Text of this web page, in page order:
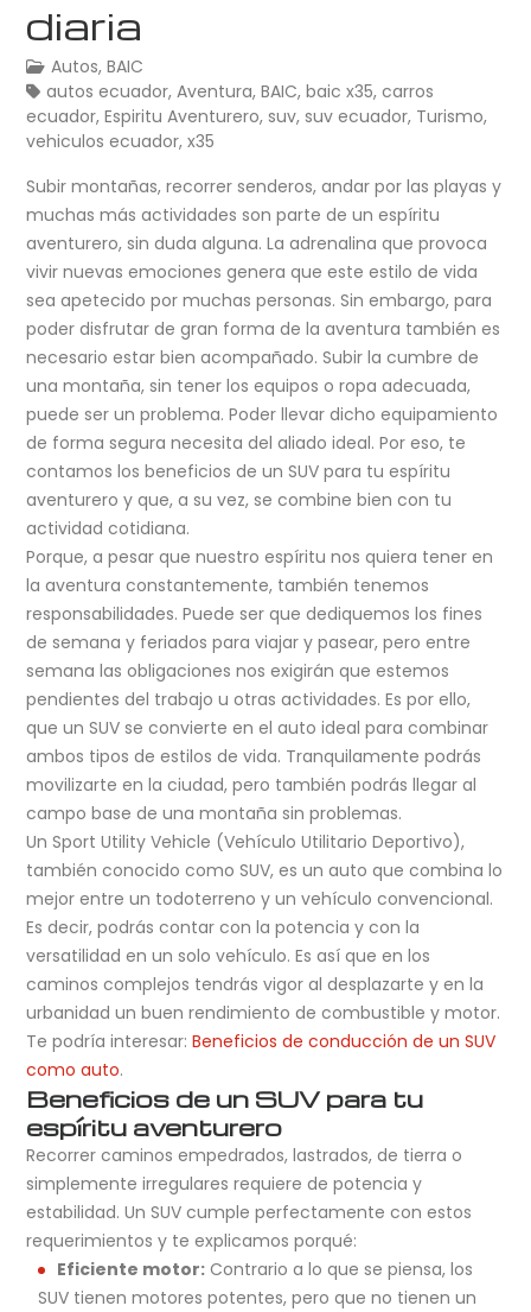
diaria
Autos,BAIC
autos ecuador,Aventura,BAIC,baic x35,carros
ecuador,Espiritu Aventurero,suv,suv ecuador, Turismo,
vehiculos ecuador,x35
Subir montañas, recorrer senderos, andar por las playas y
muchas más actividades son parte de un espíritu
aventurero, sin duda alguna. La adrenalina que provoca
vivir nuevas emociones genera que este estilo de vida
sea apetecido por muchas personas. Sin embargo, para
poder disfrutar de gran forma de la aventura también es
necesario estar bien acompañado. Subir la cumbre de
una montaña, sin tener los equipos o ropa adecuada,
puede ser un problema. Poder llevar dicho equipamiento
de forma segura necesita del aliado ideal. Por eso, te
contamos los beneficios de un SUV para tu espíritu
aventurero y que, a su vez, se combine bien con tu
actividad cotidiana.
Porque, a pesar que nuestro espíritu nos quiera tener en
la aventura constantemente, también tenemos
responsabilidades. Puede ser que dediquemos los fines
de semana y feriados para viajar y pasear, pero entre
semana las obligaciones nos exigirán que estemos
pendientes del trabajo u otras actividades. Es por ello,
que un SUV se convierte en el auto ideal para combinar
ambos tipos de estilos de vida. Tranquilamente podrás
movilizarte en la ciudad, pero también podrás llegar al
campo base de una montaña sin problemas.
Un Sport Utility Vehicle (Vehículo Utilitario Deportivo),
también conocido como SUV, es un auto que combina lo
mejor entre un todoterreno y un vehículo convencional.
Es decir, podrás contar con la potencia y con la
versatilidad en un solo vehículo. Es así que en los
caminos complejos tendrás vigor al desplazarte y en la
urbanidad un buen rendimiento de combustible y motor.
Te podría interesar:Beneficios de conducción de un SUV
como auto.
Beneficios de un SUV para tu
espíritu aventurero
Recorrer caminos empedrados, lastrados, de tierra o
simplemente irregulares requiere de potencia y
estabilidad. Un SUV cumple perfectamente con estos
requerimientos y te explicamos porqué:
Eficiente motor: Contrario a lo que se piensa, los
SUV tienen motores potentes, pero que no tienen un